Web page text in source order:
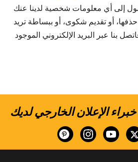
إلى أي معلومات شخصية لدينا عنك
حذفها، أو تقديم شكوى، أو ببساطة تريد
بنا عبر البريد الإلكتروني الموجود
خبراء الإعلان الخارجي لديك